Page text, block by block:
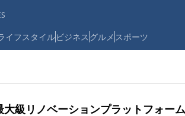
イフスタイルビジネス グルメ スポーツ
級リノベーションプラットフォー